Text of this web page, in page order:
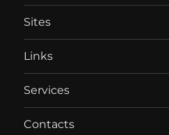
Sites
Links
Services
Contacts